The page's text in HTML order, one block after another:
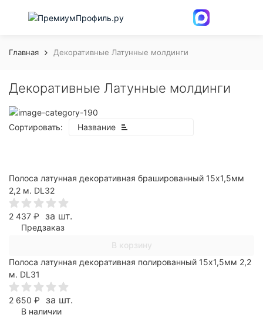
Главная Декоративные Латунные молдинги
Декоративные Латунные молдинги
Сортировать: Название
Полоса латунная декоративная брашированный 15х1,5мм
2,2 м. DL32
2 437 ₽ за шт.
Предзаказ
В корзину
Полоса латунная декоративная полированный 15х1,5мм 2,2
м. DL31
2 650 ₽ за шт.
В наличии